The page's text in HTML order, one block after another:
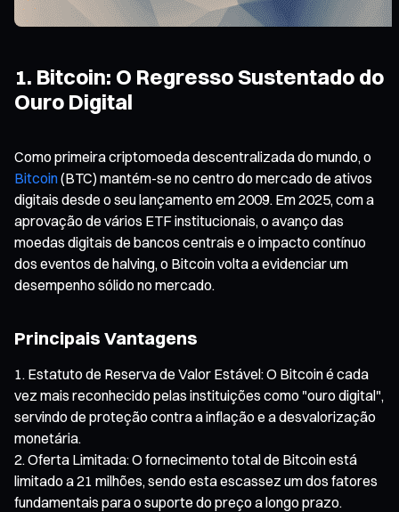
1. Bitcoin: O Regresso Sustentado do
Ouro Digital
Como primeira criptomoeda descentralizada do mundo, o
Bitcoin(BTC) mantém-se no centro do mercado de ativos
digitais desde o seu lançamento em 2009. Em 2025, com a
aprovação de vários ETF institucionais, o avanço das
moedas digitais de bancos centrais e o impacto contínuo
dos eventos de halving, o Bitcoin volta a evidenciar um
desempenho sólido no mercado.
Principais Vantagens
Estatuto de Reserva de Valor Estável: O Bitcoin é cada
vez mais reconhecido pelas instituições como "ouro digital",
servindo de proteção contra a inflação e a desvalorização
monetária.
Oferta Limitada: O fornecimento total de Bitcoin está
limitado a 21 milhões, sendo esta escassez um dos fatores
fundamentais para o suporte do preço a longo prazo.